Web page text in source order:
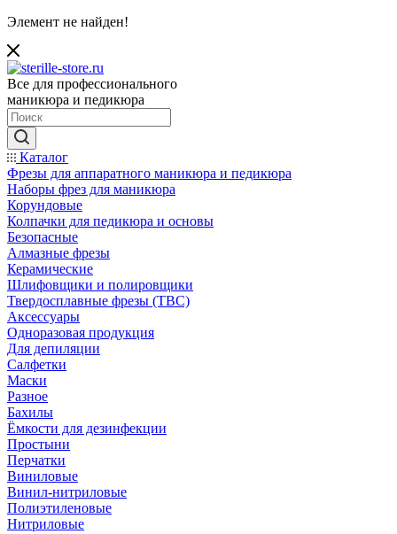
Элемент не найден!
Все для профессионального
маникюра и педикюра
Каталог
Фрезы для аппаратного маникюра и педикюра
Наборы фрез для маникюра
Корундовые
Колпачки для педикюра и основы
Безопасные
Алмазные фрезы
Керамические
Шлифовщики и полировщики
Твердосплавные фрезы (ТВС)
Аксессуары
Одноразовая продукция
Для депиляции
Салфетки
Маски
Разное
Бахилы
Ёмкости для дезинфекции
Простыни
Перчатки
Виниловые
Винил-нитриловые
Полиэтиленовые
Нитриловые